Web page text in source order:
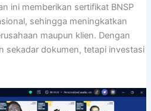
ini memberikan sertifikat BNSP
sehingga meningkatkan
maupun klien. Dengan
sekadar dokumen, tetapi investasi